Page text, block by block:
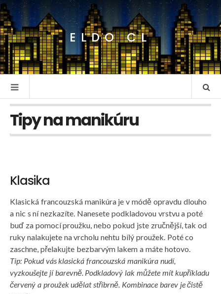
ELDO CL
Tipy na manikúru
Klasika
Klasická francouzská manikúra je v módě opravdu dlouho
a nic s ní nezkazíte. Nanesete podkladovou vrstvu a poté
buď za pomocí proužku, nebo pokud jste zručnější, tak od
ruky nalakujete na vrcholu nehtu bílý proužek. Poté co
zaschne, přelakujte bezbarvým lakem a máte hotovo.
Tip: Pokud vás klasická francouzská manikúra nudí,
vyzkoušejte jí barevně. Podkladový lak můžete mít kupříkladu
červený a proužek udělat stříbrně. Kombinace barev je čistě